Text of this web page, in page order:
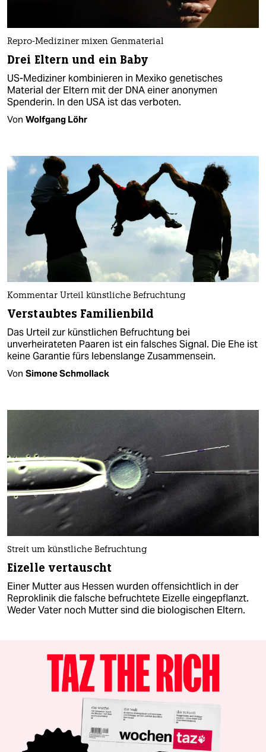
Repro-Mediziner mixen Genmaterial
Drei Eltern und ein Baby
US-Mediziner kombinieren in Mexiko genetisches
Material der Eltern mit der DNA einer anonymen
Spenderin. In den USA ist das verboten.
Von Wolfgang Löhr
Kommentar Urteil künstliche Befruchtung
Verstaubtes Familienbild
Das Urteil zur künstlichen Befruchtung bei
unverheirateten Paaren ist ein falsches Signal. Die Ehe ist
keine Garantie fürs lebenslange Zusammensein.
Von Simone Schmollack
Streit um künstliche Befruchtung
Eizelle vertauscht
Einer Mutter aus Hessen wurden offensichtlich in der
Reproklinik die falsche befruchtete Eizelle eingepflanzt.
Weder Vater noch Mutter sind die biologischen Eltern.